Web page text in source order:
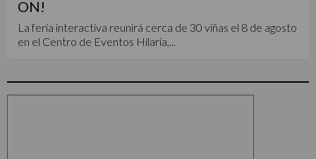
ON!
La feria interactiva reunirá cerca de 30 viñas el 8 de agosto
en el Centro de Eventos Hilaria,...